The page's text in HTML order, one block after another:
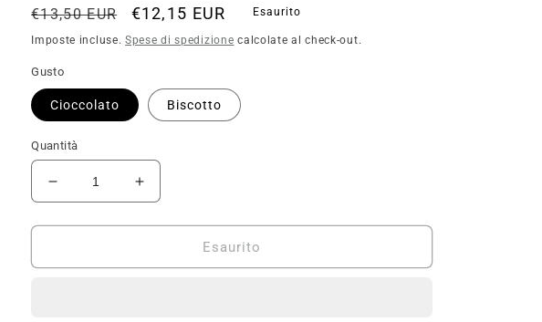
Prezzo
di
€13,50 EUR
Prezzo
scontato
€12,15 EUR Esaurito
Imposte incluse.Spese di spedizione calcolate al check-out.
Gusto
Cioccolato Biscotto
Quantità
Diminuisci
quantità
per
OATMEAL
Aumenta
quantità
per
OATMEAL
Esaurito